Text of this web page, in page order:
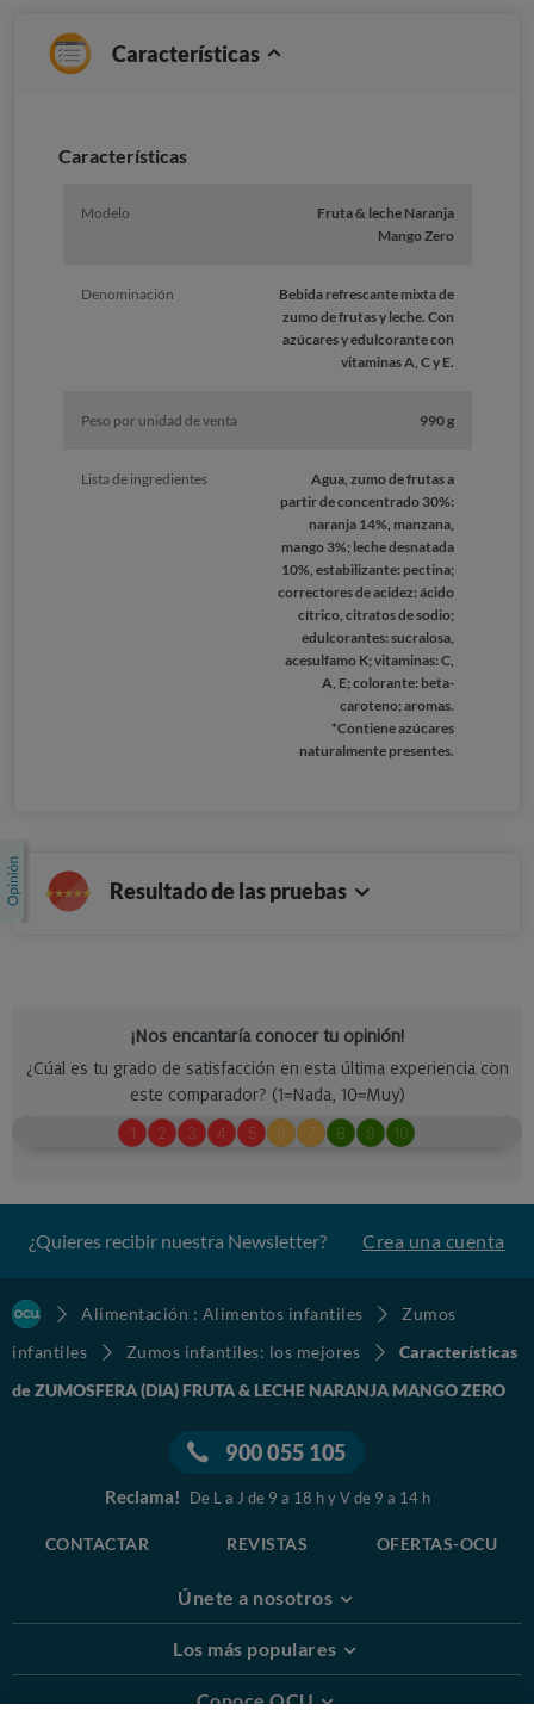
Características
Características
Modelo
Fruta & leche Naranja
Mango Zero
Denominación
Bebida refrescante mixta de
zumo de frutas y leche. Con
azúcares y edulcorante con
vitaminas A, C y E.
Peso por unidad de venta 990 g
Lista de ingredientes
Agua, zumo de frutas a
partir de concentrado 30%:
naranja 14%, manzana,
mango 3%; leche desnatada
10%, estabilizante: pectina;
correctores de acidez: ácido
cítrico, citratos de sodio;
edulcorantes: sucralosa,
acesulfamo K; vitaminas: C,
A, E; colorante: beta-
caroteno; aromas.
*Contiene azúcares
naturalmente presentes.
Resultado de las pruebas
¿Quieres recibir nuestra Newsletter? Crea una cuenta
Alimentación : Alimentos infantiles
Zumos
infantiles
Zumos infantiles: los mejores
Características
de ZUMOSFERA (DIA) FRUTA & LECHE NARANJA MANGO ZERO
900 055 105
Reclama! De L a J de 9 a 18 h y V de 9 a 14 h
CONTACTAR REVISTAS OFERTAS-OCU
Únete a nosotros
Los más populares
Conoce OCU